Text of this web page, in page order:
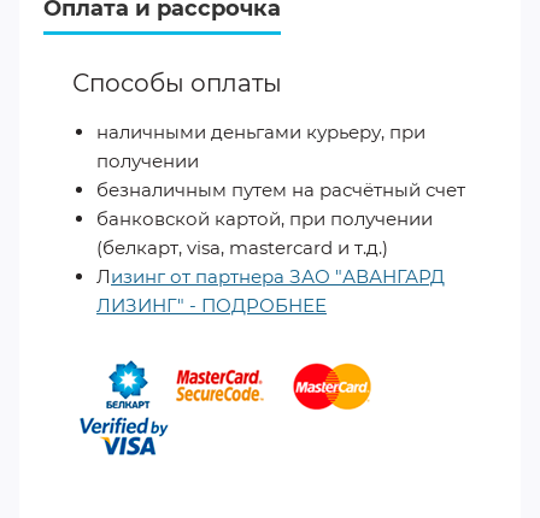
Оплата и рассрочка
Способы оплаты
наличными деньгами курьеру, при
получении
безналичным путем на расчётный счет
банковской картой, при получении
(белкарт, visa, mastercard и т.д.)
Лизинг от партнера ЗАО "АВАНГАРД
ЛИЗИНГ" - ПОДРОБНЕЕ